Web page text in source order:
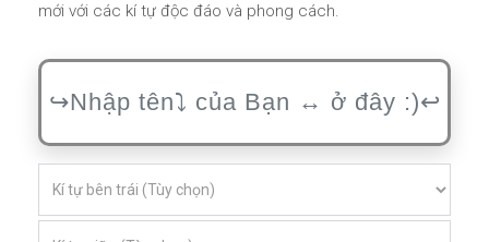
mới với các kí tự độc đáo và phong cách.